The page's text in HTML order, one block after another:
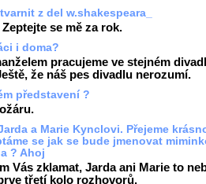
z del w.shakespeara_
se mě za rok.
i doma?
pracujeme ve stejném
že náš pes divadlu nerozumí.
představení ?
a Marie Kynclovi. Přejeme
se jak se bude jmenovat
? Ahoj
Vás zklamat, Jarda ani Marie to
třetí kolo rozhovorů.